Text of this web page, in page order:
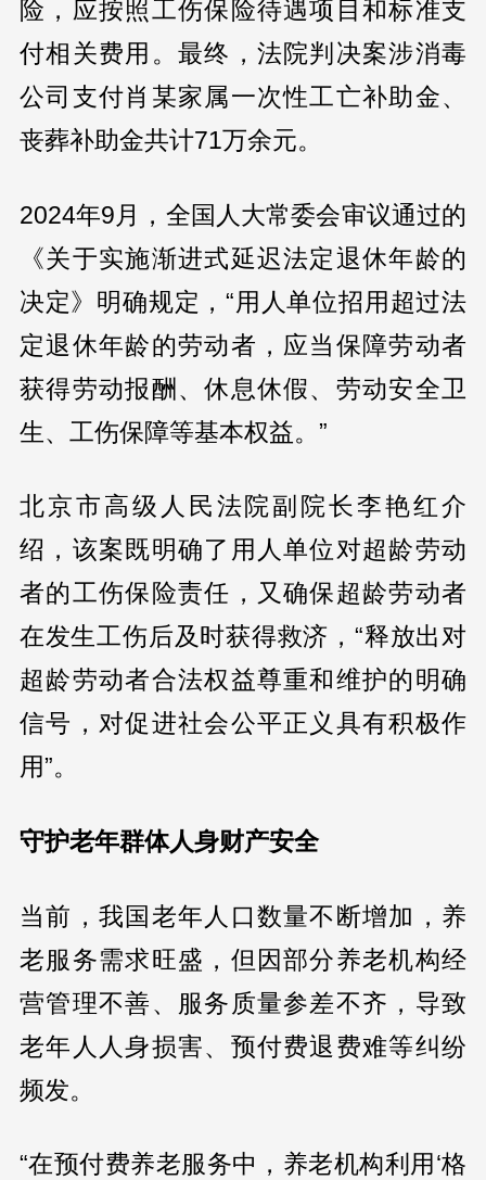
险，应按照工伤保险待遇项目和标准支
付相关费用。最终，法院判决案涉消毒
公司支付肖某家属一次性工亡补助金、
丧葬补助金共计71万余元。
2024年9月，全国人大常委会审议通过的
《关于实施渐进式延迟法定退休年龄的
决定》明确规定，“用人单位招用超过法
定退休年龄的劳动者，应当保障劳动者
获得劳动报酬、休息休假、劳动安全卫
生、工伤保障等基本权益。”
北京市高级人民法院副院长李艳红介
绍，该案既明确了用人单位对超龄劳动
者的工伤保险责任，又确保超龄劳动者
在发生工伤后及时获得救济，“释放出对
超龄劳动者合法权益尊重和维护的明确
信号，对促进社会公平正义具有积极作
用”。
守护老年群体人身财产安全
当前，我国老年人口数量不断增加，养
老服务需求旺盛，但因部分养老机构经
营管理不善、服务质量参差不齐，导致
老年人人身损害、预付费退费难等纠纷
频发。
“在预付费养老服务中，养老机构利用‘格